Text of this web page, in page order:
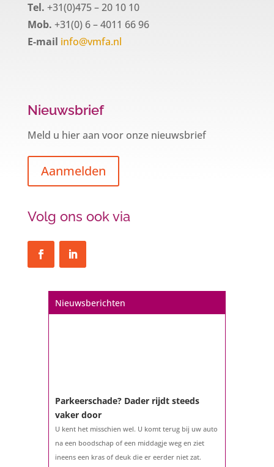
Tel. +31(0)475 – 20 10 10
Mob. +31(0) 6 – 4011 66 96
E-mail info@vmfa.nl
Nieuwsbrief
Meld u hier aan voor onze nieuwsbrief
Aanmelden
Volg ons ook via
Nieuwsberichten
Parkeerschade? Dader rijdt steeds
vaker door
U kent het misschien wel. U komt terug bij uw auto
na een boodschap of een middagje weg en ziet
ineens een kras of deuk die er eerder niet zat.